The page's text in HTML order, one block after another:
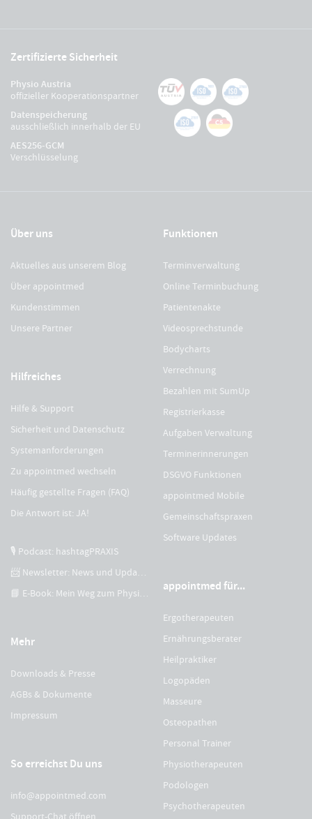
Zertifizierte Sicherheit
Physio Austria
offizieller Kooperationspartner
Datenspeicherung
ausschließlich innerhalb der EU
AES256-GCM
Verschlüsselung
Über uns
Aktuelles aus unserem Blog
Über appointmed
Kundenstimmen
Unsere Partner
Hilfreiches
Hilfe & Support
Sicherheit und Datenschutz
Systemanforderungen
Zu appointmed wechseln
Häufig gestellte Fragen (FAQ)
Die Antwort ist: JA!
🎙 Podcast: hashtagPRAXIS
📨 Newsletter: News und Updates
📘 E-Book: Mein Weg zum Physiotherapeuten
Mehr
Downloads & Presse
AGBs & Dokumente
Impressum
So erreichst Du uns
info@appointmed.com
Support-Chat öffnen
Funktionen
Terminverwaltung
Online Terminbuchung
Patientenakte
Videosprechstunde
Bodycharts
Verrechnung
Bezahlen mit SumUp
Registrierkasse
Aufgaben Verwaltung
Terminerinnerungen
DSGVO Funktionen
appointmed Mobile
Gemeinschaftspraxen
Software Updates
appointmed für...
Ergotherapeuten
Ernährungsberater
Heilpraktiker
Logopäden
Masseure
Osteopathen
Personal Trainer
Physiotherapeuten
Podologen
Psychotherapeuten